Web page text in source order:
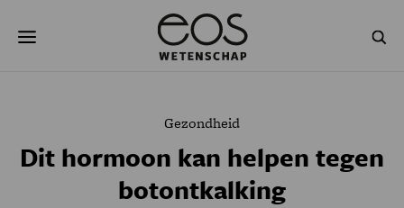
naar
NATUURWETENSCHAPPEN GESCHIEDENIS
Gezondheid
Dit hormoon kan helpen tegen
botontkalking